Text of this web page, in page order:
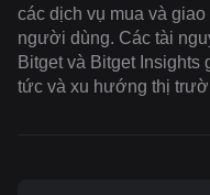
các dịch vụ mua và
người dùng. Các tài
Bitget và Bitget
tức và xu hướng thị